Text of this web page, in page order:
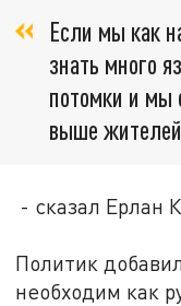
Если мы как
знать много
потомки и мы
выше
- сказал Ерлан
Политик
необходим как